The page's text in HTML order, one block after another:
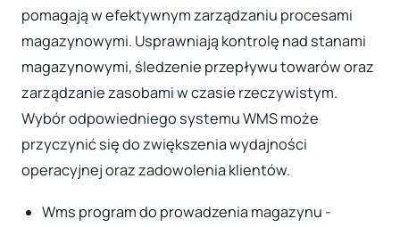
pomagają w efektywnym zarządzaniu procesami
magazynowymi. Usprawniają kontrolę nad stanami
magazynowymi, śledzenie przepływu towarów oraz
zarządzanie zasobami w czasie rzeczywistym.
Wybór odpowiedniego systemu WMS może
przyczynić się do zwiększenia wydajności
operacyjnej oraz zadowolenia klientów.
Wms program do prowadzenia magazynu -